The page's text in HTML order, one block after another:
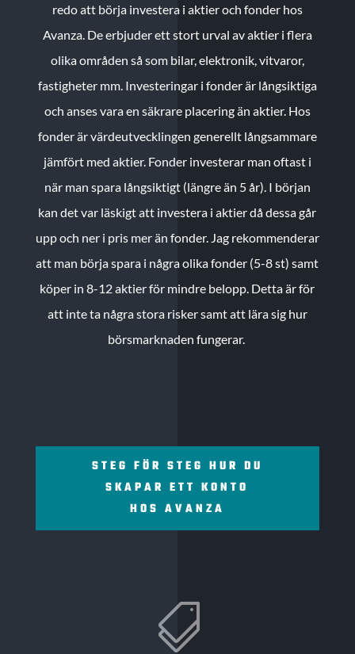
redo att börja investera i aktier och fonder hos
Avanza. De erbjuder ett stort urval av aktier i flera
olika områden så som bilar, elektronik, vitvaror,
fastigheter mm. Investeringar i fonder är långsiktiga
och anses vara en säkrare placering än aktier. Hos
fonder är värdeutvecklingen generellt långsammare
jämfört med aktier. Fonder investerar man oftast i
när man spara långsiktigt (längre än 5 år). I början
kan det var läskigt att investera i aktier då dessa går
upp och ner i pris mer än fonder. Jag rekommenderar
att man börja spara i några olika fonder (5-8 st) samt
köper in 8-12 aktier för mindre belopp. Detta är för
att inte ta några stora risker samt att lära sig hur
börsmarknaden fungerar.
STEG FÖR STEG HUR DU
SKAPAR ETT KONTO
HOS AVANZA
